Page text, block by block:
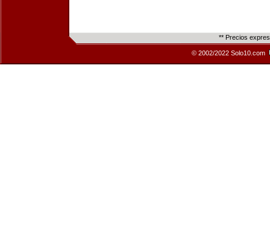
** Precios
© 2002/2022 Solo10.com